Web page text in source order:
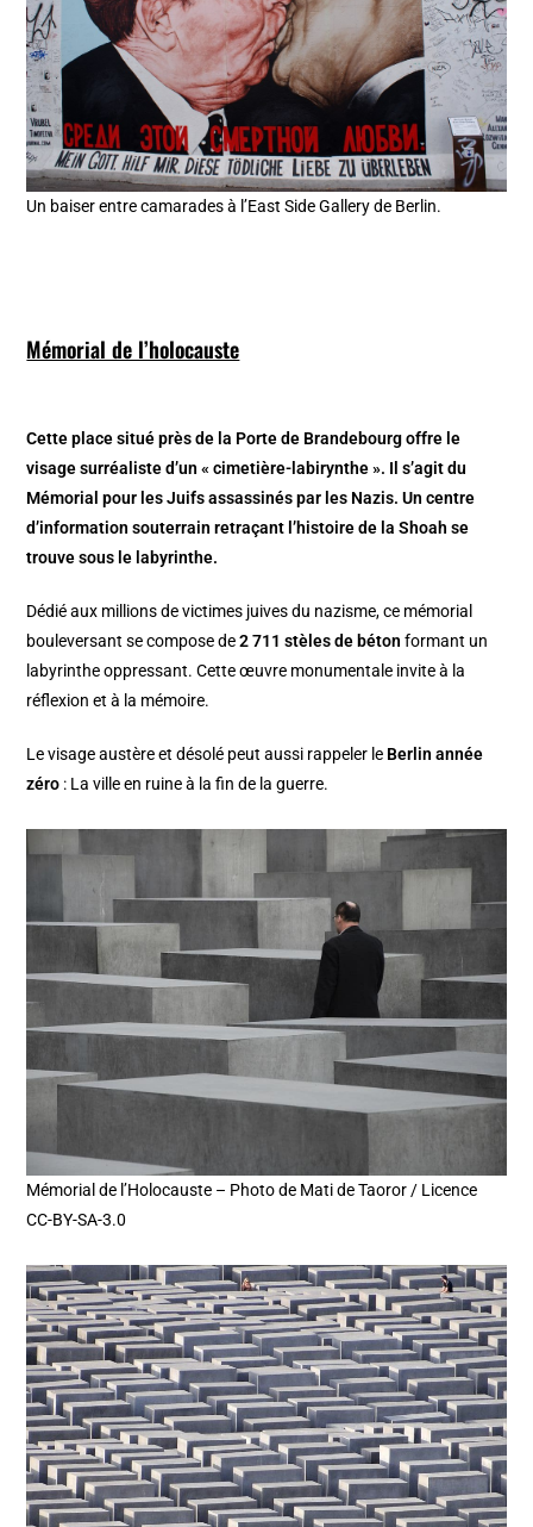
Un baiser entre camarades à l’East Side Gallery de Berlin.
Mémorial de l’holocauste
Cette place situé près de la Porte de Brandebourg offre le
visage surréaliste d’un « cimetière-labirynthe ». Il s’agit du
Mémorial pour les Juifs assassinés par les Nazis. Un centre
d’information souterrain retraçant l’histoire de la Shoah se
trouve sous le labyrinthe.
Dédié aux millions de victimes juives du nazisme, ce mémorial
bouleversant se compose de2 711 stèles de béton formant un
labyrinthe oppressant. Cette œuvre monumentale invite à la
réflexion et à la mémoire.
Le visage austère et désolé peut aussi rappeler le Berlin année
zéro : La ville en ruine à la fin de la guerre.
Mémorial de l’Holocauste – Photo de Mati de Taoror / Licence
CC-BY-SA-3.0